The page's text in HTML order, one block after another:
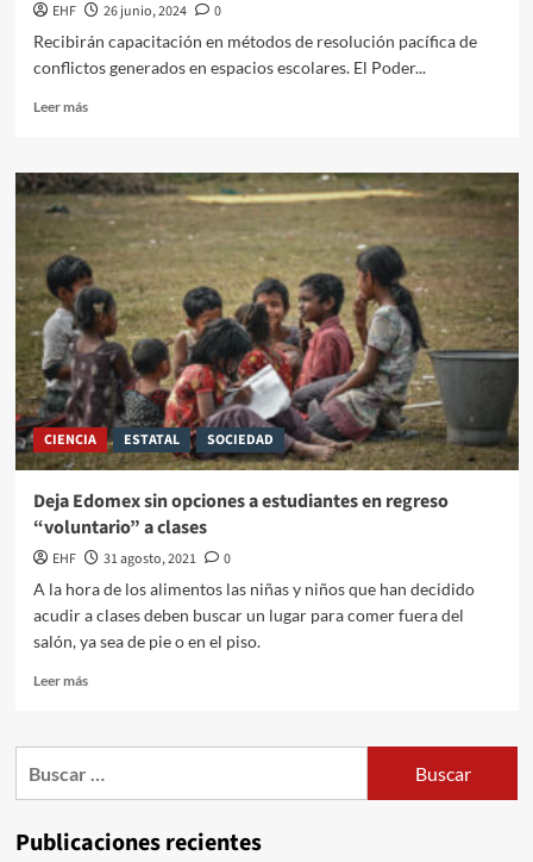
EHF 26 junio, 2024
0
Recibirán capacitación en métodos de resolución pacífica de
conflictos generados en espacios escolares. El Poder...
Leer más
CIENCIA ESTATAL SOCIEDAD
Deja Edomex sin opciones a estudiantes en regreso
“voluntario” a clases
EHF 31 agosto, 2021
0
A la hora de los alimentos las niñas y niños que han decidido
acudir a clases deben buscar un lugar para comer fuera del
salón, ya sea de pie o en el piso.
Leer más
Publicaciones recientes